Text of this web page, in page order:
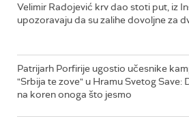
Velimir Radojević krv dao stoti put, iz
upozoravaju da su zalihe dovoljne za
Patrijarh Porfirije ugostio učesnike
"Srbija te zove" u Hramu Svetog Save:
na koren onoga što jesmo